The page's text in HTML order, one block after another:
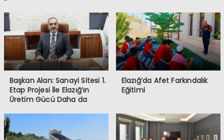
Başkan Alan: Sanayi Sitesi 1.
Etap Projesi İle Elazığ’ın
Üretim Gücü Daha da
Elazığ’da Afet Farkındalık
Eğitimi